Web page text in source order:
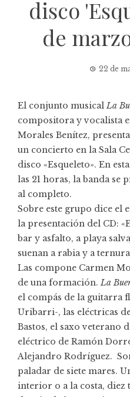
disco
de
22 de
El conjunto musicalLa
compositora y vocalista
Morales Benítez,
un concierto en laSala
disco «Esqueleto». En
las 21 horas, la banda se
al completo.
Sobre este grupo dice el
la presentación del CD:
bar y asfalto, a playa
suenan a rabia y a
Las compone Carmen
de una formación.La
el compás de la guitarra
Uribarri-, las eléctricas
Bastos, el saxo veterano
eléctrico de Ramón
Alejandro Rodríguez.
paladar de siete mares.
interior o a la costa, diez